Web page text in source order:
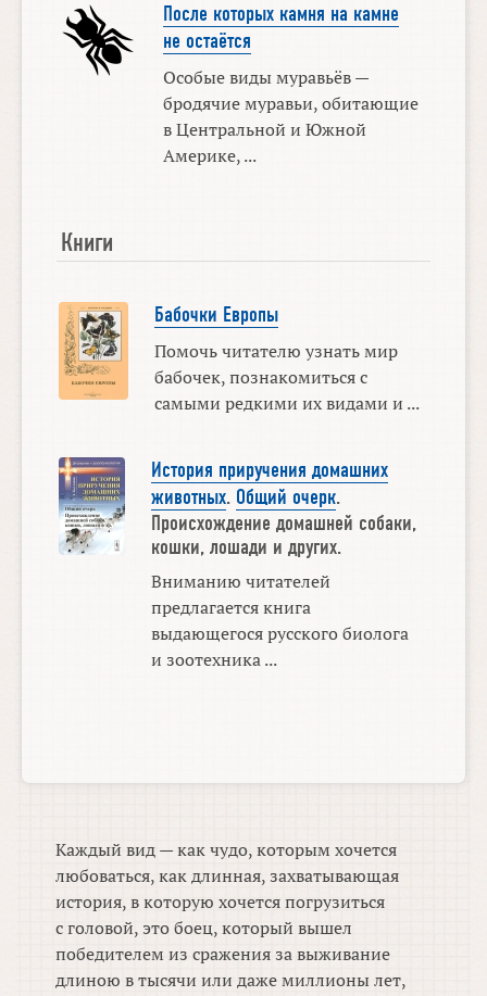
После которых камня на камне
не остаётся
Особые виды муравьёв —
бродячие муравьи, обитающие
в Центральной и Южной
Америке, ...
Книги
Бабочки Европы
Помочь читателю узнать мир
бабочек, познакомиться с
самыми редкими их видами и ...
История приручения домашних
животных. Общий очерк.
Происхождение домашней собаки,
кошки, лошади и других.
Вниманию читателей
предлагается книга
выдающегося русского биолога
и зоотехника ...
Каждый вид — как чудо, которым хочется
любоваться, как длинная, захватывающая
история, в которую хочется погрузиться
с головой, это боец, который вышел
победителем из сражения за выживание
длиною в тысячи или даже миллионы лет,